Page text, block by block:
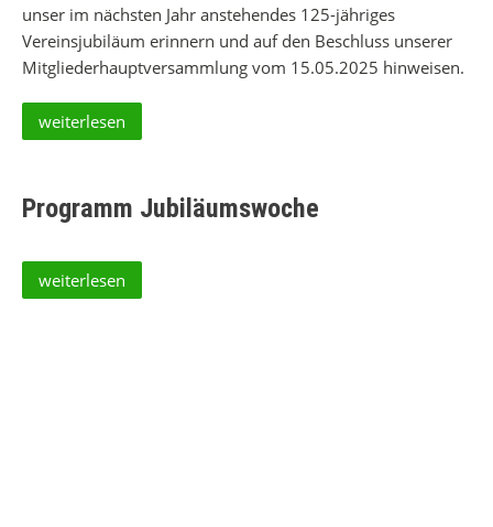
unser im nächsten Jahr anstehendes 125-jähriges
Vereinsjubiläum erinnern und auf den Beschluss unserer
Mitgliederhauptversammlung vom 15.05.2025 hinweisen.
weiterlesen
Programm Jubiläumswoche
weiterlesen